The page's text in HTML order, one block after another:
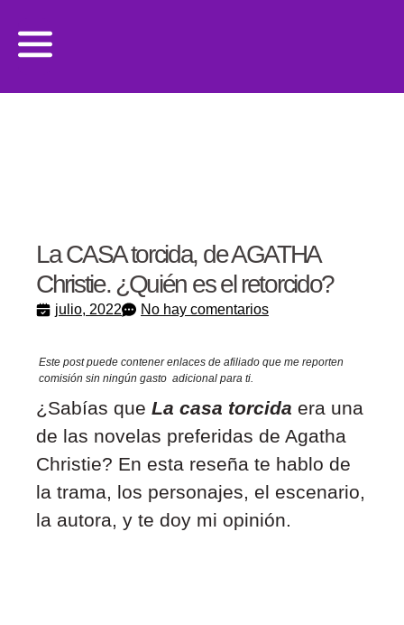
La CASA torcida, de AGATHA
Christie. ¿Quién es el retorcido?
julio, 2022 No hay comentarios
Este post puede contener enlaces de afiliado que me reporten
comisión sin ningún gasto adicional para ti.
¿Sabías que La casa torcida era una
de las novelas preferidas de Agatha
Christie? En esta reseña te hablo de
la trama, los personajes, el escenario,
la autora, y te doy mi opinión.